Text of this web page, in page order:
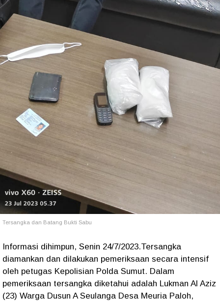
Tersangka dan Batang Bukti Sabu
Informasi dihimpun, Senin 24/7/2023.Tersangka
diamankan dan dilakukan pemeriksaan secara intensif
oleh petugas Kepolisian Polda Sumut. Dalam
pemeriksaan tersangka diketahui adalah Lukman Al Aziz
(23) Warga Dusun A Seulanga Desa Meuria Paloh,